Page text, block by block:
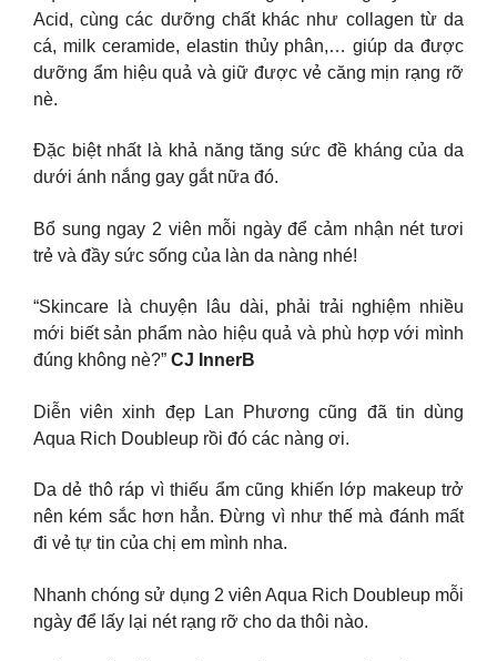
Acid, cùng các dưỡng chất khác như collagen từ da
cá, milk ceramide, elastin thủy phân,… giúp da được
dưỡng ẩm hiệu quả và giữ được vẻ căng mịn rạng rỡ
nè.
Đặc biệt nhất là khả năng tăng sức đề kháng của da
dưới ánh nắng gay gắt nữa đó.
Bổ sung ngay 2 viên mỗi ngày để cảm nhận nét tươi
trẻ và đầy sức sống của làn da nàng nhé!
“Skincare là chuyện lâu dài, phải trải nghiệm nhiều
mới biết sản phẩm nào hiệu quả và phù hợp với mình
đúng không nè?” CJ InnerB
Diễn viên xinh đẹp Lan Phương cũng đã tin dùng
Aqua Rich Doubleup rồi đó các nàng ơi.
Da dẻ thô ráp vì thiếu ẩm cũng khiến lớp makeup trở
nên kém sắc hơn hẳn. Đừng vì như thế mà đánh mất
đi vẻ tự tin của chị em mình nha.
Nhanh chóng sử dụng 2 viên Aqua Rich Doubleup mỗi
ngày để lấy lại nét rạng rỡ cho da thôi nào.